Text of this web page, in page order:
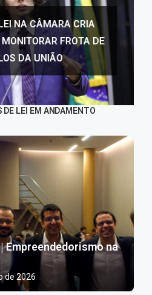
NA CÂMARA CRIA
FROTA DE
DA UNIÃO
PROJETO
NOMEAÇÃO E CRIA
CADASTRO DE
DE LEI EM ANDAMENTO
Empreendedorismo na
de 2026